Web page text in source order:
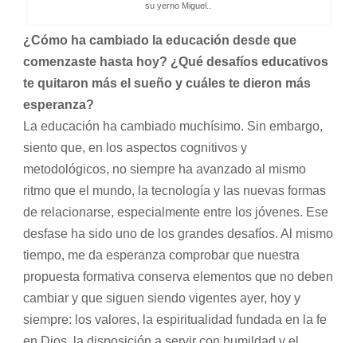
su yerno Miguel..
¿Cómo ha cambiado la educación desde que
comenzaste hasta hoy? ¿Qué desafíos educativos
te quitaron más el sueño y cuáles te dieron más
esperanza?
La educación ha cambiado muchísimo. Sin embargo,
siento que, en los aspectos cognitivos y
metodológicos, no siempre ha avanzado al mismo
ritmo que el mundo, la tecnología y las nuevas formas
de relacionarse, especialmente entre los jóvenes. Ese
desfase ha sido uno de los grandes desafíos. Al mismo
tiempo, me da esperanza comprobar que nuestra
propuesta formativa conserva elementos que no deben
cambiar y que siguen siendo vigentes ayer, hoy y
siempre: los valores, la espiritualidad fundada en la fe